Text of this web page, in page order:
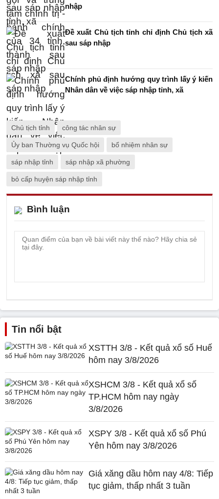
nhập
Đề xuất Chủ tịch tỉnh chỉ định Chủ tịch xã
sau sáp nhập
Chính phủ định hướng quy trình lấy ý kiến
Nhân dân về việc sáp nhập tỉnh, xã
Chủ tịch tỉnh công tác nhân sự
Ủy ban Thường vụ Quốc hội bổ nhiệm nhân sự
sáp nhập tỉnh sáp nhập xã phường
bỏ cấp huyện sáp nhập tỉnh
Bình luận
Tin nổi bật
XSTTH 3/8 - Kết quả xổ số Huế
hôm nay 3/8/2026
XSHCM 3/8 - Kết quả xổ số
TP.HCM hôm nay ngày
3/8/2026
XSPY 3/8 - Kết quả xổ số Phú
Yên hôm nay 3/8/2026
Giá xăng dầu hôm nay 4/8: Tiếp
tục giảm, thấp nhất 3 tuần